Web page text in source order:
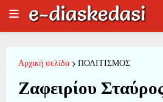
Αρχική σελίδα ΠΟΛΙΤΙΣΜΟΣ
Ζαφειρίου